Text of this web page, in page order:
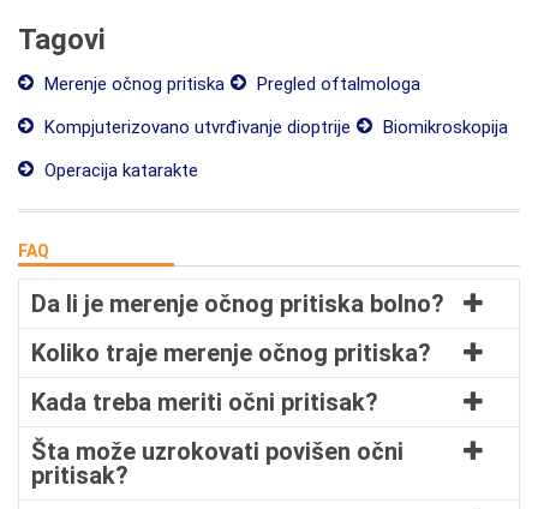
Tagovi
Merenje očnog pritiska
Pregled oftalmologa
Kompjuterizovano utvrđivanje dioptrije
Biomikroskopija
Operacija katarakte
FAQ
Da li je merenje očnog pritiska bolno?
Koliko traje merenje očnog pritiska?
Kada treba meriti očni pritisak?
Šta može uzrokovati povišen očni
pritisak?